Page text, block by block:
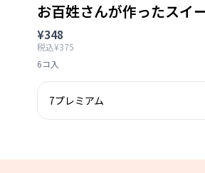
お百姓さんが作ったスイ
¥348
税込¥375
6コ入
7プレミアム